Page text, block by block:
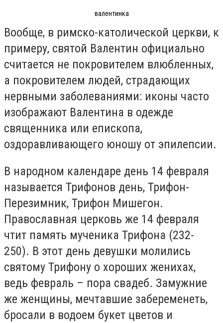
валентинка
Вообще, в римско-католической церкви, к
примеру, святой Валентин официально
считается не покровителем влюбленных,
а покровителем людей, страдающих
нервными заболеваниями: иконы часто
изображают Валентина в одежде
священника или епископа,
оздоравливающего юношу от эпилепсии.
В народном календаре день 14 февраля
называется Трифонов день, Трифон-
Перезимник, Трифон Мишегон.
Православная церковь же 14 февраля
чтит память мученика Трифона (232-
250). В этот день девушки молились
святому Трифону о хороших женихах,
ведь февраль – пора свадеб. Замужние
же женщины, мечтавшие забеременеть,
бросали в водоем букет цветов и